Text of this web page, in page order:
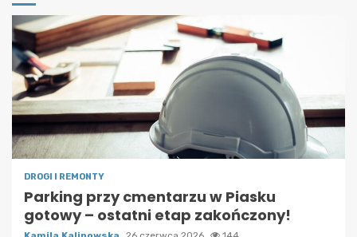
DROGI I REMONTY
Parking przy cmentarzu w Piasku
gotowy – ostatni etap zakończony!